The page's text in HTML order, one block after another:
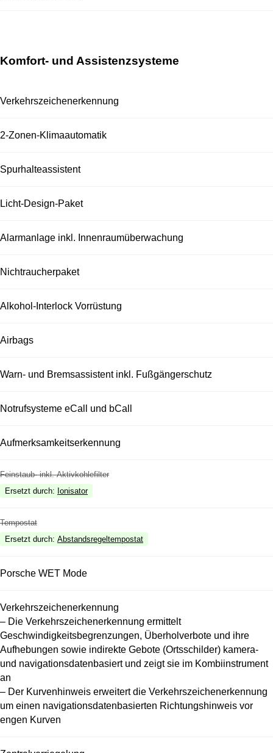
Komfort- und Assistenzsysteme
Verkehrszeichenerkennung
2-Zonen-Klimaautomatik
Spurhalteassistent
Licht-Design-Paket
Alarmanlage inkl. Innenraumüberwachung
Nichtraucherpaket
Alkohol-Interlock Vorrüstung
Airbags
Warn- und Bremsassistent inkl. Fußgängerschutz
Notrufsysteme eCall und bCall
Aufmerksamkeitserkennung
Feinstaub- inkl. Aktivkohlefilter
Ersetzt durch: Ionisator
Tempostat
Ersetzt durch: Abstandsregeltempostat
Porsche WET Mode
Verkehrszeichenerkennung
– Die Verkehrszeichenerkennung ermittelt
Geschwindigkeitsbegrenzungen, Überholverbote und ihre
Aufhebungen sowie indirekte Gebote (Ortsschilder) kamera-
und navigationsdatenbasiert und zeigt sie im Kombiinstrument
an
– Der Kurvenhinweis erweitert die Verkehrszeichenerkennung
um einen navigationsdatenbasierten Richtungshinweis vor
engen Kurven